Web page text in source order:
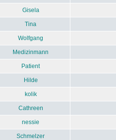
Gisela
Tina
Wolfgang
Medizinmann
Patient
Hilde
kolik
Cathreen
nessie
Schmelzer